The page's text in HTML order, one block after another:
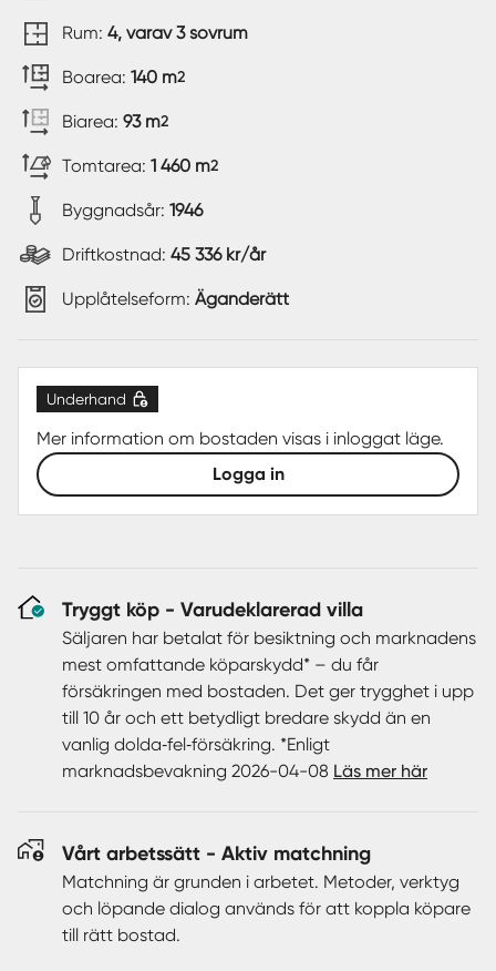
Rum: 4, varav 3 sovrum
Boarea: 140 m2
Biarea: 93 m2
Tomtarea: 1 460 m2
Byggnadsår: 1946
Driftkostnad: 45 336 kr/år
Upplåtelseform: Äganderätt
Underhand
Mer information om bostaden visas i inloggat läge.
Logga in
Tryggt köp - Varudeklarerad villa
Säljaren har betalat för besiktning och marknadens
mest omfattande köparskydd* – du får
försäkringen med bostaden. Det ger trygghet i upp
till 10 år och ett betydligt bredare skydd än en
vanlig dolda‑fel‑försäkring. *Enligt
marknadsbevakning 2026-04-08 Läs mer här
Vårt arbetssätt - Aktiv matchning
Matchning är grunden i arbetet. Metoder, verktyg
och löpande dialog används för att koppla köpare
till rätt bostad.